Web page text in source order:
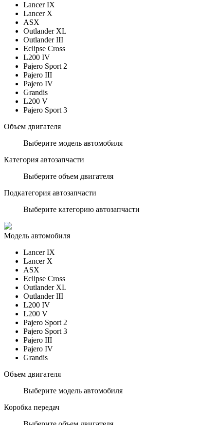
Lancer IX
Lancer X
ASX
Outlander XL
Outlander III
Eclipse Cross
L200 IV
Pajero Sport 2
Pajero III
Pajero IV
Grandis
L200 V
Pajero Sport 3
Объем двигателя
Выберите модель автомобиля
Категория автозапчасти
Выберите объем двигателя
Подкатегория автозапчасти
Выберите категорию автозапчасти
Модель автомобиля
Lancer IX
Lancer X
ASX
Eclipse Cross
Outlander XL
Outlander III
L200 IV
L200 V
Pajero Sport 2
Pajero Sport 3
Pajero III
Pajero IV
Grandis
Объем двигателя
Выберите модель автомобиля
Коробка передач